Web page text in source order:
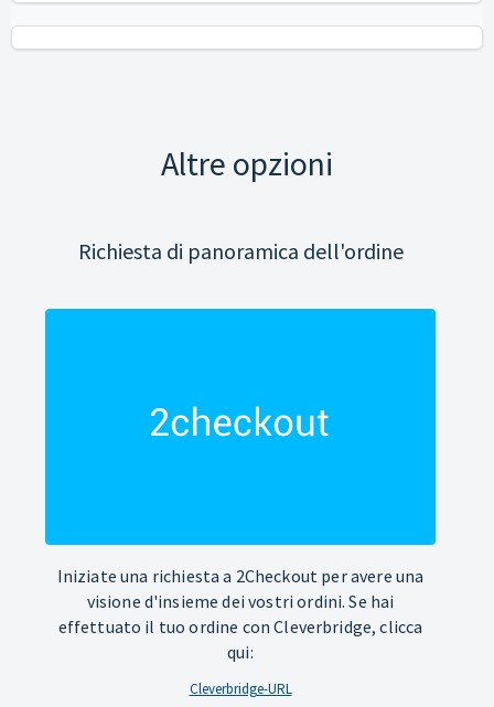
Altre opzioni
Richiesta di panoramica dell'ordine
Iniziate una richiesta a 2Checkout per avere una
visione d'insieme dei vostri ordini. Se hai
effettuato il tuo ordine con Cleverbridge, clicca
qui:
Cleverbridge-URL